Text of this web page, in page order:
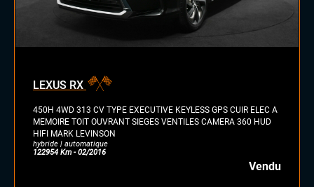
électrique
GPL
autre
LEXUS RX
450H 4WD 313 CV TYPE EXECUTIVE KEYLESS GPS CUIR ELEC A
MEMOIRE TOIT OUVRANT SIEGES VENTILES CAMERA 360 HUD
HIFI MARK LEVINSON
hybride | automatique
122954 Km - 02/2016
Vendu